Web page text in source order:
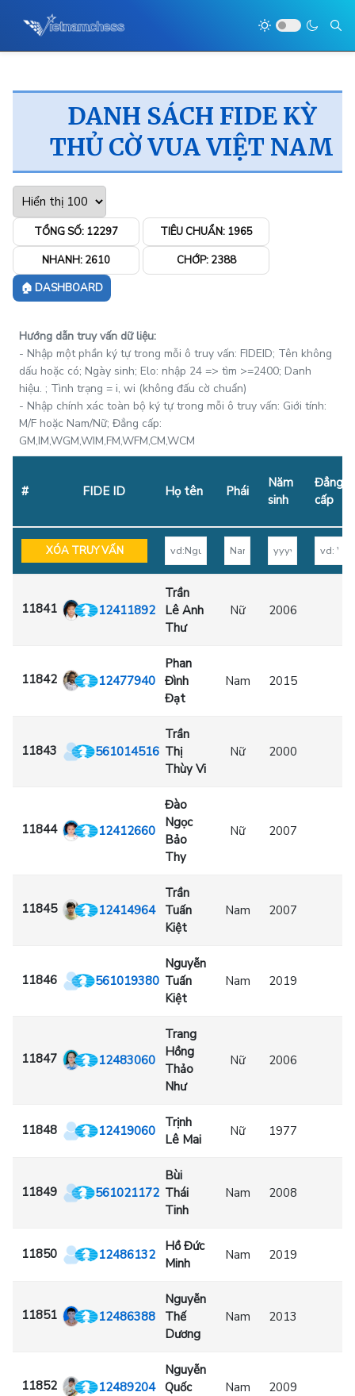
DANH SÁCH FIDE KỲ
THỦ CỜ VUA VIỆT NAM
TỔNG SỐ: 12297 TIÊU CHUẨN: 1965
NHANH: 2610 CHỚP: 2388
🏠 DASHBOARD
Hướng dẫn truy vấn dữ liệu:
- Nhập một phần ký tự trong mỗi ô truy vấn: FIDEID; Tên không
dấu hoặc có; Ngày sinh; Elo: nhập 24 => tìm >=2400; Danh
hiệu. ; Tình trạng = i, wi (không đấu cờ chuẩn)
- Nhập chính xác toàn bộ ký tự trong mỗi ô truy vấn: Giới tính:
M/F hoặc Nam/Nữ; Đẳng cấp:
GM,IM,WGM,WIM,FM,WFM,CM,WCM
# FIDE ID Họ tên Phái
Năm
sinh
Đẳng
cấp
XÓA TRUY VẤN
11841 12411892
Trần
Lê Anh
Thư
Nữ 2006
11842 12477940
Phan
Đình
Đạt
Nam 2015
11843 561014516
Trần
Thị
Thùy Vi
Nữ 2000
11844 12412660
Đào
Ngọc
Bảo
Thy
Nữ 2007
11845 12414964
Trần
Tuấn
Kiệt
Nam 2007
11846 561019380
Nguyễn
Tuấn
Kiệt
Nam 2019
11847 12483060
Trang
Hồng
Thảo
Như
Nữ 2006
11848 12419060
Trịnh
Lê Mai
Nữ 1977
11849 561021172
Bùi
Thái
Tinh
Nam 2008
11850 12486132
Hồ Đức
Minh
Nam 2019
11851 12486388
Nguyễn
Thế
Dương
Nam 2013
11852 12489204
Nguyễn
Quốc
Nam 2009